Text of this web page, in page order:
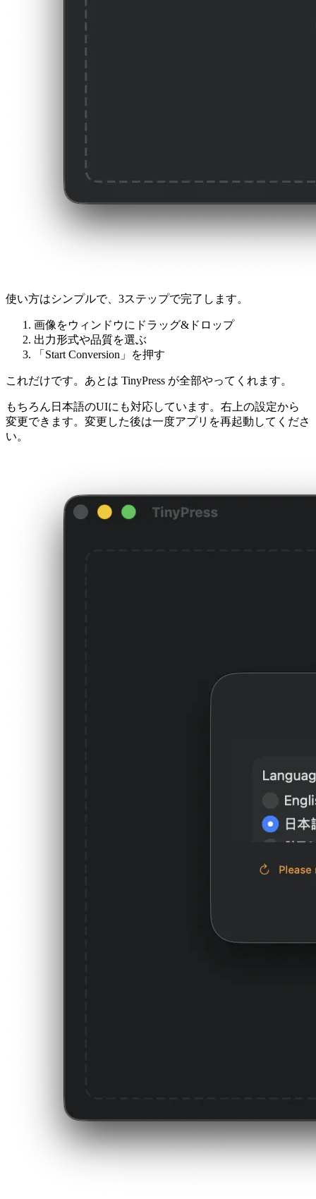
使い方はシンプルで、3ステップで完了します。
画像をウィンドウにドラッグ&ドロップ
出力形式や品質を選ぶ
「Start Conversion」を押す
これだけです。あとは TinyPress が全部やってくれます。
もちろん日本語のUIにも対応しています。右上の設定から
変更できます。変更した後は一度アプリを再起動してくださ
い。